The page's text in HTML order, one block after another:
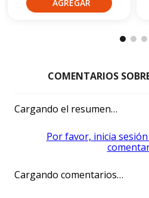
Cargando el resumen…
Por favor, inicia
Cargando comentarios…